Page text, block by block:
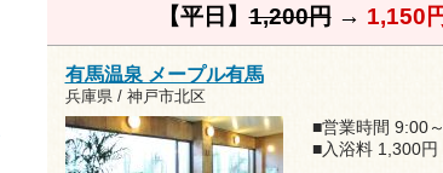
【平日】1,200円→ 1,150
有馬温泉 メープル有馬
兵庫県 / 神戸市北区
■営業時間 9:00
■入浴料 1,300円